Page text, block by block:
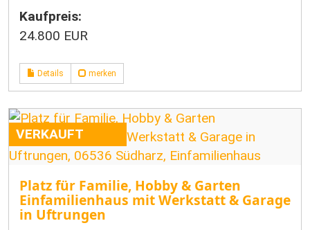
Kaufpreis:
24.800 EUR
Details merken
VERKAUFT
Platz für Familie, Hobby & Garten
Einfamilienhaus mit Werkstatt & Garage
in Uftrungen